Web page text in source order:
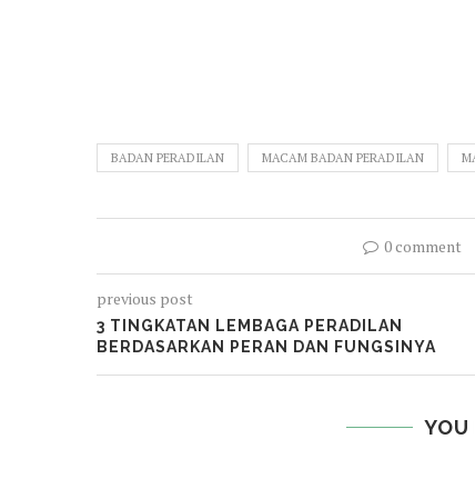
BADAN PERADILAN MACAM BADAN PERADILAN
0 comment
previous post
3 TINGKATAN LEMBAGA PERADILAN
BERDASARKAN PERAN DAN FUNGSINYA
YOU